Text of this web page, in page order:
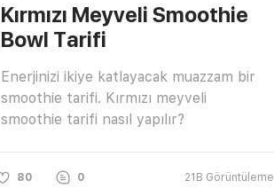
Kırmızı Meyveli Smoothie
Bowl Tarifi
Enerjinizi ikiye katlayacak muazzam bir
smoothie tarifi. Kırmızı meyveli
smoothie tarifi nasıl yapılır?
80 0 21B Görüntüleme